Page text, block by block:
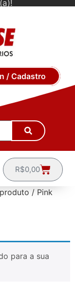
/ Cadastro
R$0,00
/ Pink
para a sua